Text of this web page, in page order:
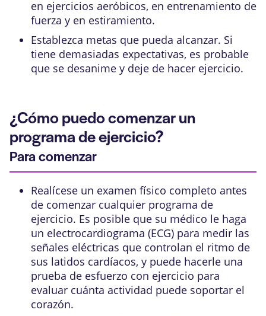
en ejercicios aeróbicos, en entrenamiento de
fuerza y en estiramiento.
Establezca metas que pueda alcanzar. Si
tiene demasiadas expectativas, es probable
que se desanime y deje de hacer ejercicio.
¿Cómo puedo comenzar un
programa de ejercicio?
Para comenzar
Realícese un examen físico completo antes
de comenzar cualquier programa de
ejercicio. Es posible que su médico le haga
un electrocardiograma (ECG) para medir las
señales eléctricas que controlan el ritmo de
sus latidos cardíacos, y puede hacerle una
prueba de esfuerzo con ejercicio para
evaluar cuánta actividad puede soportar el
corazón.